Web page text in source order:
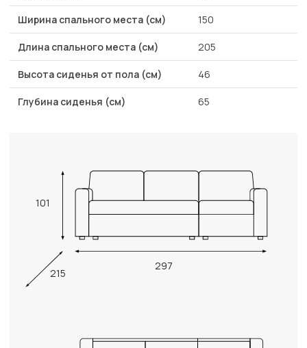
Ширина спального места (см) 150
Длина спального места (см) 205
Высота сиденья от пола (см) 46
Глубина сиденья (см) 65
101
297
215